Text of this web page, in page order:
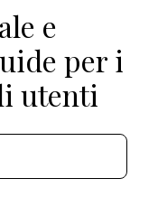
e
per i
utenti